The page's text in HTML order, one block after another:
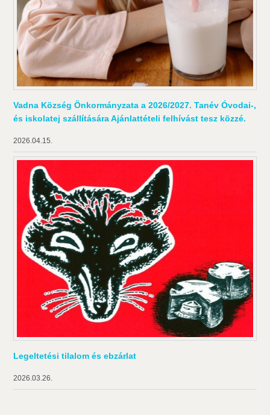
Vadna Község Önkormányzata a 2026/2027. Tanév Óvodai-,
és iskolatej szállítására Ajánlattételi felhívást tesz közzé.
2026.04.15.
Legeltetési tilalom és ebzárlat
2026.03.26.